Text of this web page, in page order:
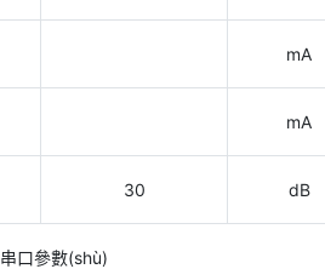
mA
mA
30 dB
串口參數(shù)